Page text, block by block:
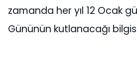
zamanda her yıl 12 Ocak
Gününün kutlanacağı